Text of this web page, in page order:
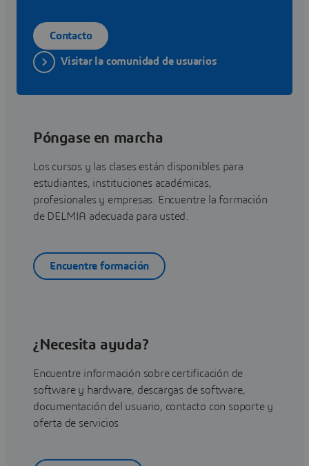
Contacto
Visitar la comunidad de usuarios
Póngase en marcha
Los cursos y las clases están disponibles para
estudiantes, instituciones académicas,
profesionales y empresas. Encuentre la formación
de DELMIA adecuada para usted.
Encuentre formación
¿Necesita ayuda?
Encuentre información sobre certificación de
software y hardware, descargas de software,
documentación del usuario, contacto con soporte y
oferta de servicios